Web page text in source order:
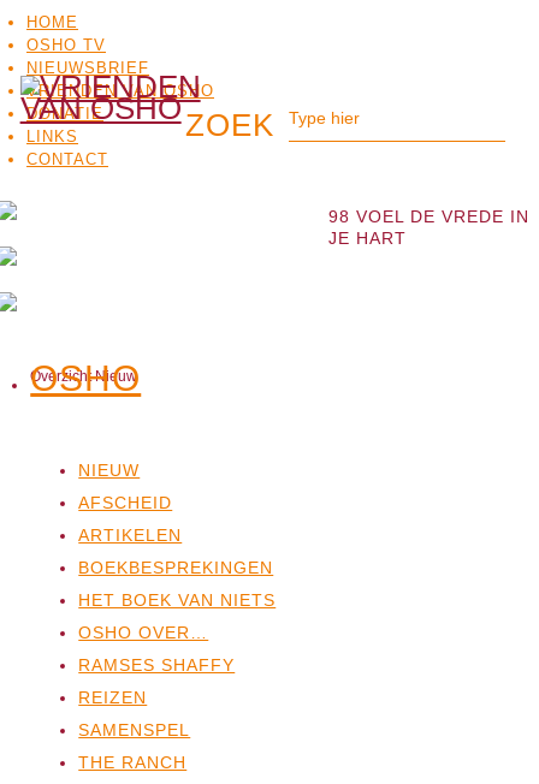
HOME
OSHO TV
NIEUWSBRIEF
VRIENDEN VAN OSHO
DONATIE
LINKS
CONTACT
OSHOOSHO
98 VOEL DE VREDE IN
JE HART
Overzicht Nieuw
NIEUW
AFSCHEID
ARTIKELEN
BOEKBESPREKINGEN
HET BOEK VAN NIETS
OSHO OVER…
RAMSES SHAFFY
REIZEN
SAMENSPEL
THE RANCH